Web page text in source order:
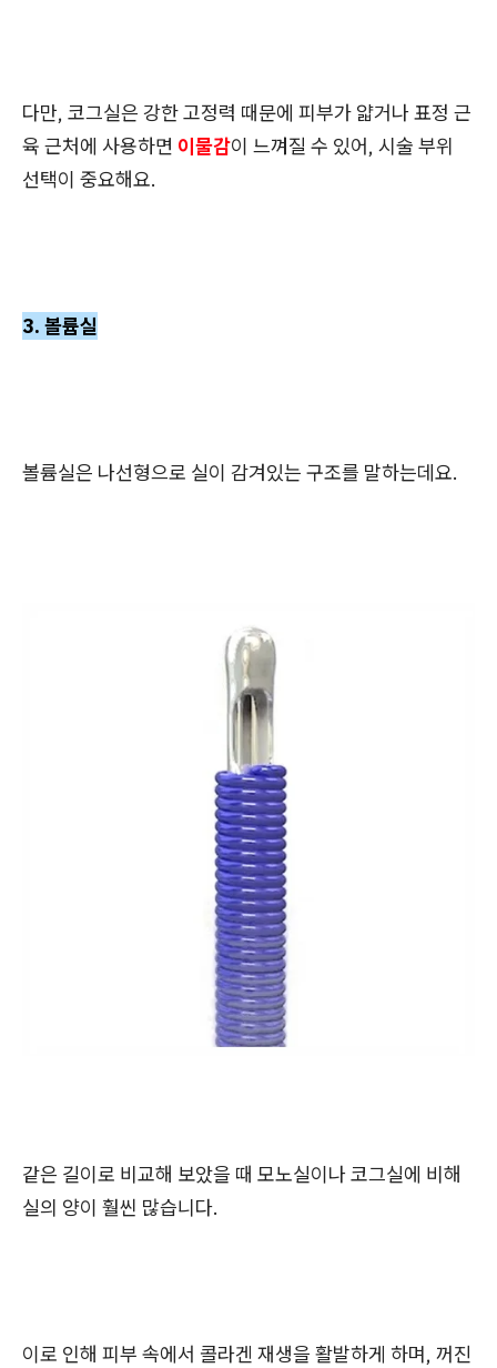
다만, 코그실은 강한 고정력 때문에 피부가 얇거나 표정 근
육 근처에 사용하면 이물감이 느껴질 수 있어, 시술 부위
선택이 중요해요.
3. 볼륨실
볼륨실은 나선형으로 실이 감겨있는 구조를 말하는데요.
같은 길이로 비교해 보았을 때 모노실이나 코그실에 비해
실의 양이 훨씬 많습니다.
이로 인해 피부 속에서 콜라겐 재생을 활발하게 하며, 꺼진